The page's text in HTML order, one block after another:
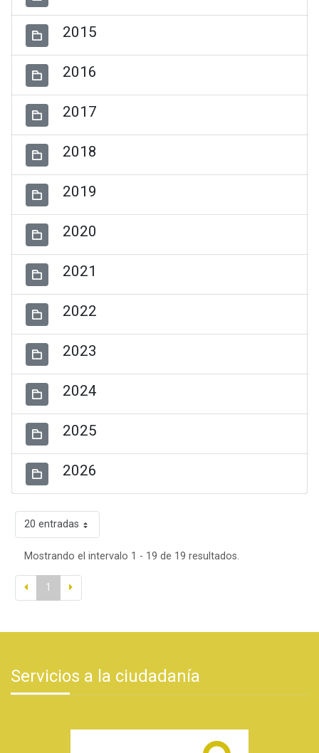
2015
2016
2017
2018
2019
2020
2021
2022
2023
2024
2025
2026
20 entradas
Mostrando el intervalo 1 - 19 de 19 resultados.
1
Servicios a la ciudadanía